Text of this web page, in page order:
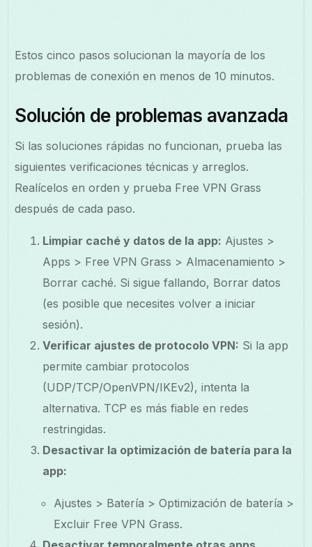
Estos cinco pasos solucionan la mayoría de los
problemas de conexión en menos de 10 minutos.
Solución de problemas avanzada
Si las soluciones rápidas no funcionan, prueba las
siguientes verificaciones técnicas y arreglos.
Realícelos en orden y prueba Free VPN Grass
después de cada paso.
Limpiar caché y datos de la app: Ajustes >
Apps > Free VPN Grass > Almacenamiento >
Borrar caché. Si sigue fallando, Borrar datos
(es posible que necesites volver a iniciar
sesión).
Verificar ajustes de protocolo VPN: Si la app
permite cambiar protocolos
(UDP/TCP/OpenVPN/IKEv2), intenta la
alternativa. TCP es más fiable en redes
restringidas.
Desactivar la optimización de batería para la
app:
Ajustes > Batería > Optimización de batería >
Excluir Free VPN Grass.